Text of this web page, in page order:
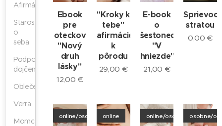
Afirmácie
Staroslivosť
o
seba
Podpora
dojčenia
Oblečenie
Verra
Momcare
Ebook
pre
oteckov
"Nový
druh
lásky"
12,00 €
"Kroky k
tebe"
afirmácie
k
pôrodu
29,00 €
E-book
o
šestonedelí
"V
hniezde"
21,00 €
stratou
0,00 €
online/osobne online online/osobne osobne/